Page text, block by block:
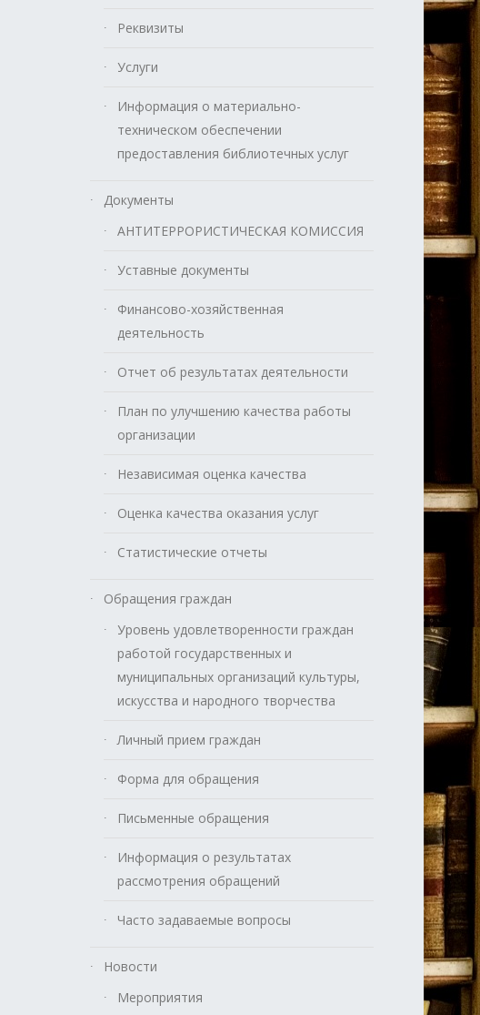
Реквизиты
Услуги
Информация о материально-
техническом обеспечении
предоставления библиотечных услуг
Документы
АНТИТЕРРОРИСТИЧЕСКАЯ КОМИССИЯ
Уставные документы
Финансово-хозяйственная
деятельность
Отчет об результатах деятельности
План по улучшению качества работы
организации
Независимая оценка качества
Оценка качества оказания услуг
Статистические отчеты
Обращения граждан
Уровень удовлетворенности граждан
работой государственных и
муниципальных организаций культуры,
искусства и народного творчества
Личный прием граждан
Форма для обращения
Письменные обращения
Информация о результатах
рассмотрения обращений
Часто задаваемые вопросы
Новости
Мероприятия